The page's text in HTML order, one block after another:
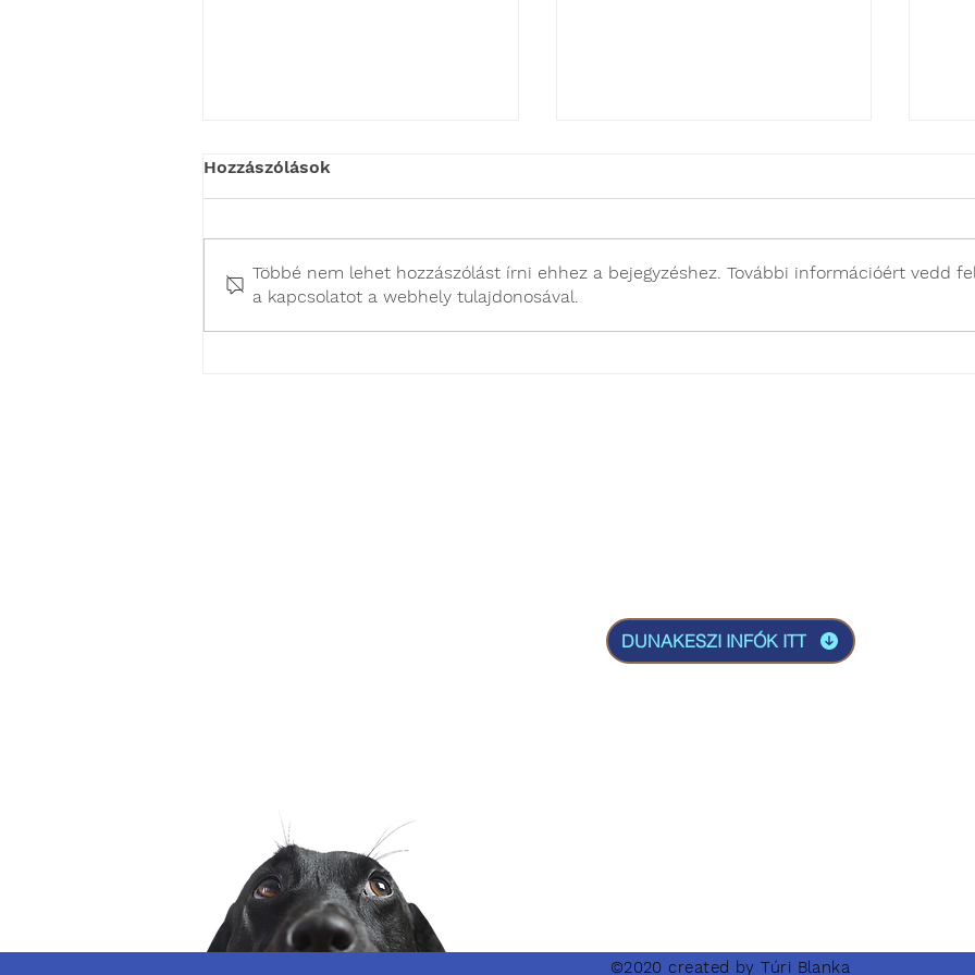
Miért ivarzik ivartalanítás
Miért kíméletes a
Hozzászólások
Többé nem lehet hozzászólást írni ehhez a bejegyzéshez. További információért vedd fel
a kapcsolatot a webhely tulajdonosával.
DUNAKESZI INFÓK ITT
©2020 created by Túri Blanka